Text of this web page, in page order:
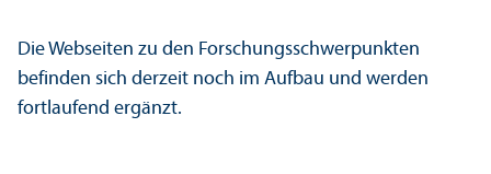
Die Webseiten zu den Forschungs­schwerpunkten
befinden sich derzeit noch im Aufbau und werden
fortlaufend ergänzt.